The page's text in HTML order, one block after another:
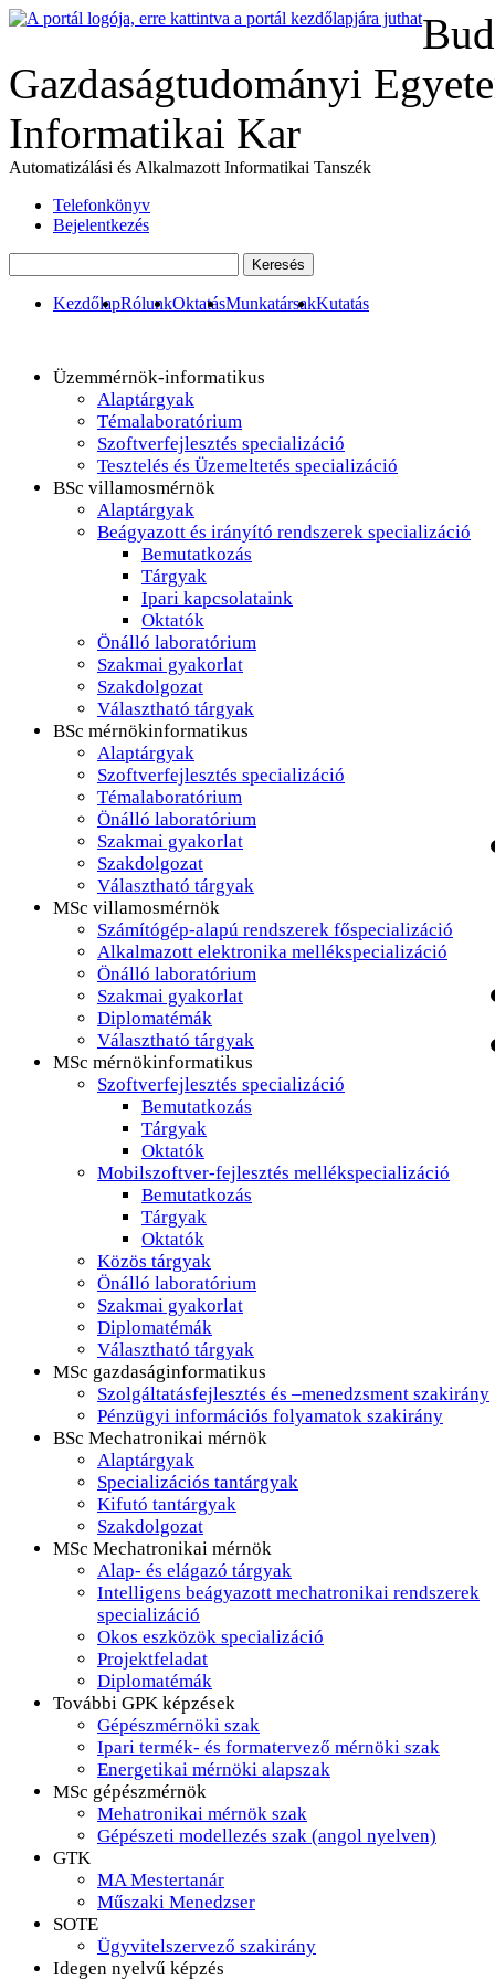
Gazdaságtudományi
Informatikai Kar
Automatizálási és Alkalmazott Informatikai Tanszék
Telefonkönyv
Bejelentkezés
KezdőlapRólunkOktatásMunkatársakKutatás
Üzemmérnök-informatikus
Alaptárgyak
Témalaboratórium
Szoftverfejlesztés specializáció
Tesztelés és Üzemeltetés specializáció
BSc villamosmérnök
Alaptárgyak
Beágyazott és irányító rendszerek specializáció
Bemutatkozás
Tárgyak
Ipari kapcsolataink
Oktatók
Önálló laboratórium
Szakmai gyakorlat
Szakdolgozat
Választható tárgyak
BSc mérnökinformatikus
Alaptárgyak
Szoftverfejlesztés specializáció
Témalaboratórium
Önálló laboratórium
Szakmai gyakorlat
Szakdolgozat
Választható tárgyak
MSc villamosmérnök
Számítógép-alapú rendszerek főspecializáció
Alkalmazott elektronika mellékspecializáció
Önálló laboratórium
Szakmai gyakorlat
Diplomatémák
Választható tárgyak
MSc mérnökinformatikus
Szoftverfejlesztés specializáció
Bemutatkozás
Tárgyak
Oktatók
Mobilszoftver-fejlesztés mellékspecializáció
Bemutatkozás
Tárgyak
Oktatók
Közös tárgyak
Önálló laboratórium
Szakmai gyakorlat
Diplomatémák
Választható tárgyak
MSc gazdaságinformatikus
Szolgáltatásfejlesztés és –menedzsment szakirány
Pénzügyi információs folyamatok szakirány
BSc Mechatronikai mérnök
Alaptárgyak
Specializációs tantárgyak
Kifutó tantárgyak
Szakdolgozat
MSc Mechatronikai mérnök
Alap- és elágazó tárgyak
Intelligens beágyazott mechatronikai rendszerek
specializáció
Okos eszközök specializáció
Projektfeladat
Diplomatémák
További GPK képzések
Gépészmérnöki szak
Ipari termék- és formatervező mérnöki szak
Energetikai mérnöki alapszak
MSc gépészmérnök
Mehatronikai mérnök szak
Gépészeti modellezés szak (angol nyelven)
GTK
MA Mestertanár
Műszaki Menedzser
SOTE
Ügyvitelszervező szakirány
Idegen nyelvű képzés